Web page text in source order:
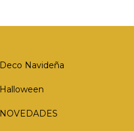
Deco Navideña
Halloween
NOVEDADES